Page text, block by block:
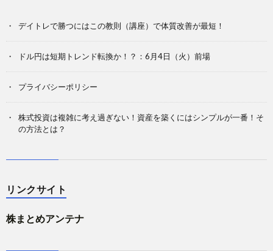
デイトレで勝つにはこの教則（講座）で体質改善が最短！
ドル円は短期トレンド転換か！？：6月4日（火）前場
プライバシーポリシー
株式投資は複雑に考え過ぎない！資産を築くにはシンプルが一番！そ
の方法とは？
リンクサイト
株まとめアンテナ